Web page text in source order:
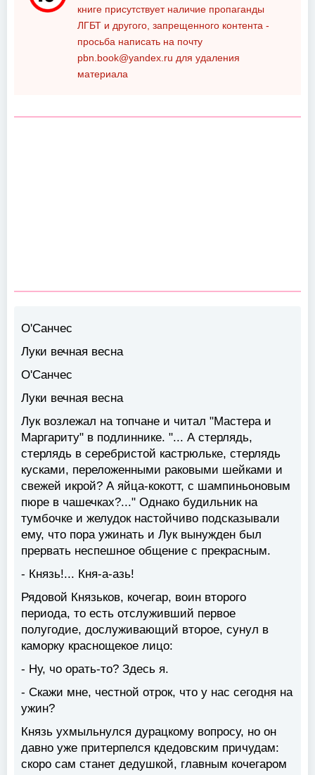
книге присутствует наличие пропаганды
ЛГБТ и другого, запрещенного контента -
просьба написать на почту
pbn.book@yandex.ru для удаления
материала
О'Санчес
Луки вечная весна
О'Санчес
Луки вечная весна
Лук возлежал на топчане и читал "Мастера и
Маргариту" в подлиннике. "... А стерлядь,
стерлядь в серебристой кастрюльке, стерлядь
кусками, переложенными раковыми шейками и
свежей икрой? А яйца-кокотт, с шампиньоновым
пюре в чашечках?..." Однако будильник на
тумбочке и желудок настойчиво подсказывали
ему, что пора ужинать и Лук вынужден был
прервать неспешное общение с прекрасным.
- Князь!... Кня-а-азь!
Рядовой Князьков, кочегар, воин второго
периода, то есть отслуживший первое
полугодие, дослуживающий второе, сунул в
каморку краснощекое лицо:
- Ну, чо орать-то? Здесь я.
- Скажи мне, честной отрок, что у нас сегодня на
ужин?
Князь ухмыльнулся дурацкому вопросу, но он
давно уже притерпелся кдедовским причудам:
скоро сам станет дедушкой, главным кочегаром